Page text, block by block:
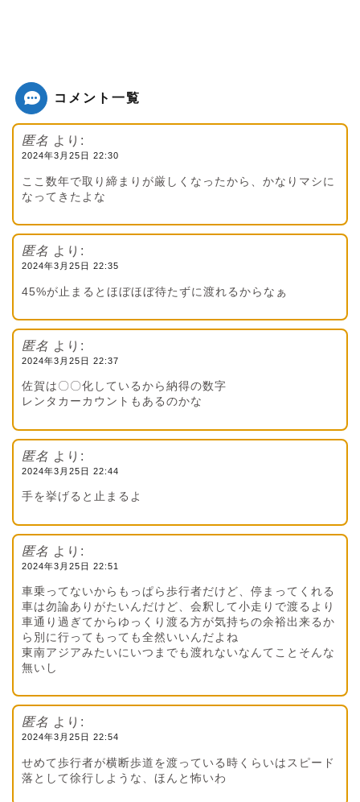
コメント一覧
匿名 より:
2024年3月25日 22:30
ここ数年で取り締まりが厳しくなったから、かなりマシに
なってきたよな
匿名 より:
2024年3月25日 22:35
45%が止まるとほぼほぼ待たずに渡れるからなぁ
匿名 より:
2024年3月25日 22:37
佐賀は〇〇化しているから納得の数字
レンタカーカウントもあるのかな
匿名 より:
2024年3月25日 22:44
手を挙げると止まるよ
匿名 より:
2024年3月25日 22:51
車乗ってないからもっぱら歩行者だけど、停まってくれる
車は勿論ありがたいんだけど、会釈して小走りで渡るより
車通り過ぎてからゆっくり渡る方が気持ちの余裕出来るか
ら別に行ってもっても全然いいんだよね
東南アジアみたいにいつまでも渡れないなんてことそんな
無いし
匿名 より:
2024年3月25日 22:54
せめて歩行者が横断歩道を渡っている時くらいはスピード
落として徐行しような、ほんと怖いわ